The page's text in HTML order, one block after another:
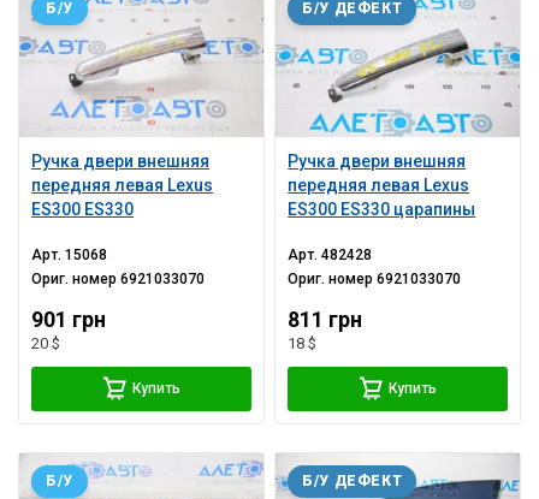
Ручка двери внешняя
передняя левая Lexus
ES300 ES330
Б/У
Арт.15068
Ориг. номер6921033070
901 грн
20 $
Купить
Ручка двери внешняя
передняя левая Lexus
ES300 ES330 царапины
Б/У ДЕФЕКТ
Арт.482428
Ориг. номер6921033070
811 грн
18 $
Купить
Б/У Б/У ДЕФЕКТ